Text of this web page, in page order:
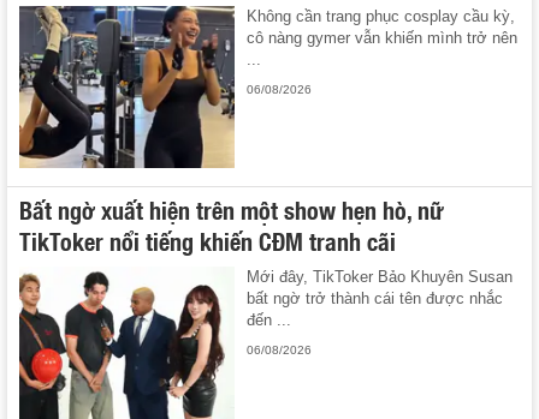
Không cần trang phục cosplay cầu kỳ,
cô nàng gymer vẫn khiến mình trở nên
...
06/08/2026
Bất ngờ xuất hiện trên một show hẹn hò, nữ
TikToker nổi tiếng khiến CĐM tranh cãi
Mới đây, TikToker Bảo Khuyên Susan
bất ngờ trở thành cái tên được nhắc
đến ...
06/08/2026